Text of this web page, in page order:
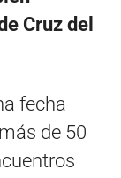
Cruz del
fecha
de 50